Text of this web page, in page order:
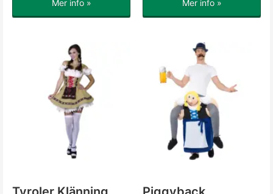
Mer info » Mer info »